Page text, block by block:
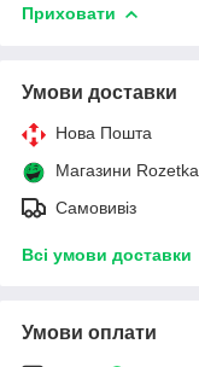
Приховати
Умови доставки
Нова Пошта
Магазини Rozetka
Самовивіз
Всі умови доставки
Умови оплати